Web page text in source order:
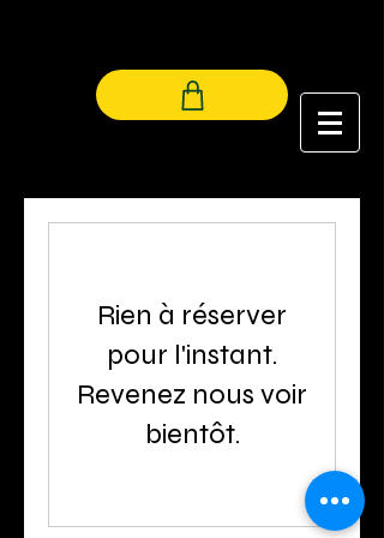
Rien à réserver
pour l'instant.
Revenez nous voir
bientôt.